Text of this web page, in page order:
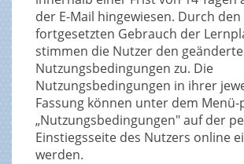
der E-Mail hingewiesen. Durch den
fortgesetzten Gebrauch der
stimmen die Nutzer den
Nutzungsbedingungen zu. Die
Nutzungsbedingungen in ihrer
Fassung können unter dem
„Nutzungsbedingungen" auf der
Einstiegsseite des Nutzers online
werden.